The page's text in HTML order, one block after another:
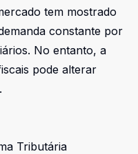
tem mostrado
constante por
No entanto, a
pode alterar
Tributária